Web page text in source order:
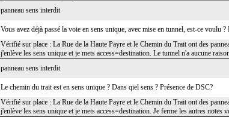
panneau sens interdit
Vous avez déjà passé la voie en sens unique, avec mise en tunnel, est-ce voulu
Vérifié sur place : La Rue de la Haute Payre et le Chemin du Trait ont des
j'enlève les sens unique et je mets access=destination. Le tunnel n'a aucune
panneau sens interdit
Le chemin du trait est en sens unique ? Dans qiel sens ? Présence de DSC?
Vérifié sur place : La Rue de la Haute Payre et le Chemin du Trait ont des
j'enlève les sens unique et je mets access=destination. Je ferme les autres notes